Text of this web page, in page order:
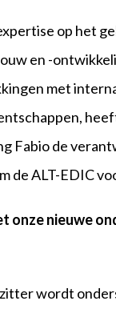
op het
en -
met
Fabio de
de ALT-EDIC
onze nieuwe
wordt